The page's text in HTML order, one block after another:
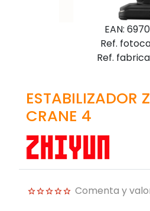
EAN:
Ref.
Ref.
ESTABILIZADOR
CRANE 4
Comenta y